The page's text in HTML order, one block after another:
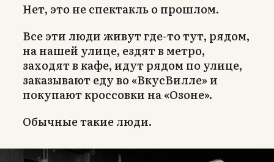
Нет, это не спектакль о прошлом.
Все эти люди живут где-то тут, рядом,
на нашей улице, ездят в метро,
заходят в кафе, идут рядом по улице,
заказывают еду во «ВкусВилле» и
покупают кроссовки на «Озоне».
Обычные такие люди.